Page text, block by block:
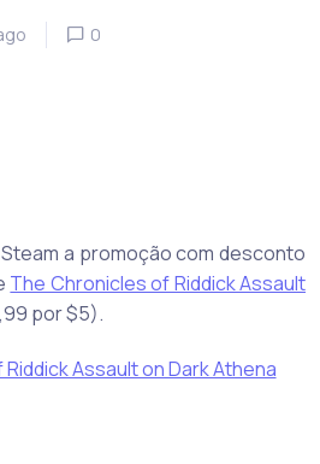
0
a promoção com desconto
The Chronicles of Riddick Assault
por $5).